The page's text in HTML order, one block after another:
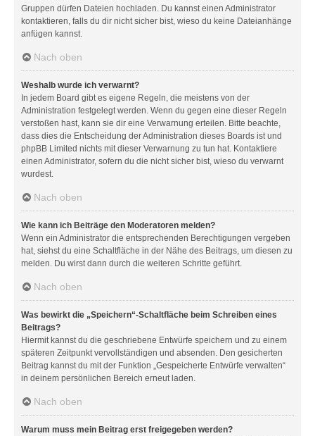
Gruppen dürfen Dateien hochladen. Du kannst einen Administrator
kontaktieren, falls du dir nicht sicher bist, wieso du keine Dateianhänge
anfügen kannst.
Nach oben
Weshalb wurde ich verwarnt?
In jedem Board gibt es eigene Regeln, die meistens von der
Administration festgelegt werden. Wenn du gegen eine dieser Regeln
verstoßen hast, kann sie dir eine Verwarnung erteilen. Bitte beachte,
dass dies die Entscheidung der Administration dieses Boards ist und
phpBB Limited nichts mit dieser Verwarnung zu tun hat. Kontaktiere
einen Administrator, sofern du die nicht sicher bist, wieso du verwarnt
wurdest.
Nach oben
Wie kann ich Beiträge den Moderatoren melden?
Wenn ein Administrator die entsprechenden Berechtigungen vergeben
hat, siehst du eine Schaltfläche in der Nähe des Beitrags, um diesen zu
melden. Du wirst dann durch die weiteren Schritte geführt.
Nach oben
Was bewirkt die „Speichern“-Schaltfläche beim Schreiben eines
Beitrags?
Hiermit kannst du die geschriebene Entwürfe speichern und zu einem
späteren Zeitpunkt vervollständigen und absenden. Den gesicherten
Beitrag kannst du mit der Funktion „Gespeicherte Entwürfe verwalten“
in deinem persönlichen Bereich erneut laden.
Nach oben
Warum muss mein Beitrag erst freigegeben werden?